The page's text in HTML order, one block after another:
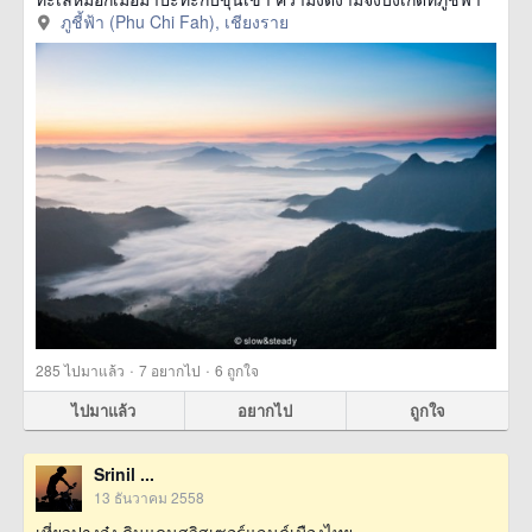
ภูชี้ฟ้า (Phu Chi Fah), เชียงราย
285ไปมาแล้ว · 7 อยากไป · 6 ถูกใจ
ไปมาแล้ว อยากไป ถูกใจ
Srinil ...
13 ธันวาคม 2558